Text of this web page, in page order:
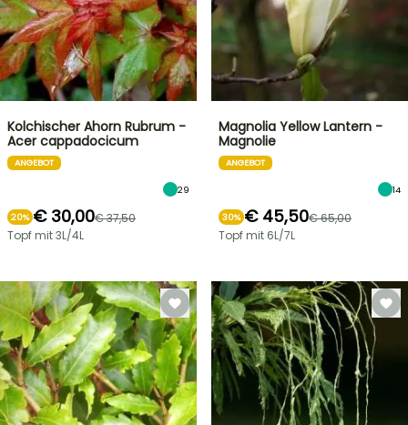
Kolchischer Ahorn Rubrum -
Acer cappadocicum
ANGEBOT
29
20% € 30,00€ 37,50
Topf mit 3L/4L
Magnolia Yellow Lantern -
Magnolie
ANGEBOT
14
30% € 45,50€ 65,00
Topf mit 6L/7L